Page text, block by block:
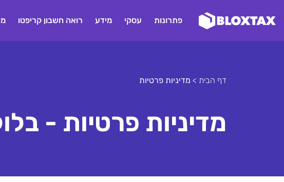
פתרונות עסקי מידע רואה חשבון קריפטו
דף הבית > מדיניות פרטיות
מדיניות פרטיות -